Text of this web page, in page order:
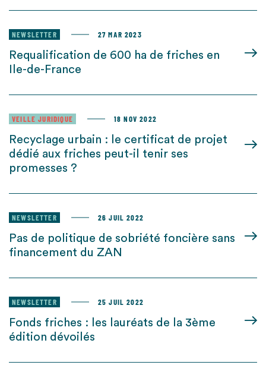
NEWSLETTER 27 MAR 2023
Requalification de 600 ha de friches en
Ile-de-France
VEILLE JURIDIQUE 18 NOV 2022
Recyclage urbain : le certificat de projet
dédié aux friches peut-il tenir ses
promesses ?
NEWSLETTER 26 JUIL 2022
Pas de politique de sobriété foncière sans
financement du ZAN
NEWSLETTER 25 JUIL 2022
Fonds friches : les lauréats de la 3ème
édition dévoilés